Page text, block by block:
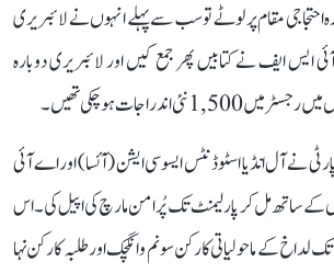
مقام پر لوٹے تو سب سے پہلے انہوں نے لائبریری
ایس ایف نے کتابیں پھر جمع کیں اور لائبریری دوبارہ
اندراجات ہو چکی تھیں۔
پارٹی نے آل انڈیا اسٹوڈنٹس ایسوسی ایشن (آئسا) اور اے آئی
کے ساتھ مل کر پارلیمنٹ تک پُرامن مارچ کی اپیل کی۔ اس
25 دنوں تک لداخ کے ماحولیاتی کارکن سونم وانگچک اور طلبہ کارکن نہا